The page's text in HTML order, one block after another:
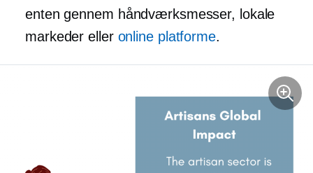
enten gennem håndværksmesser, lokale
markeder eller online platforme.